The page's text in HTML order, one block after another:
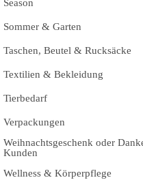
Season
Sommer & Garten
Taschen, Beutel & Rucksäcke
Textilien & Bekleidung
Tierbedarf
Verpackungen
Weihnachtsgeschenk oder
Kunden
Wellness & Körperpflege